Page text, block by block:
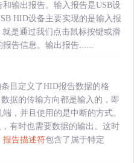
输出报告。输入报告是USB设
HID设备主要实现的是输入报
是通过我们点击鼠标按键或滑
告信息。输出报告......
条目定义了HID报告数据的格
据的传输方向都是输入的，即
，并且使用的是中断的方式。
有时也需要数据的输出。这时
报告描述符包含了属于特定